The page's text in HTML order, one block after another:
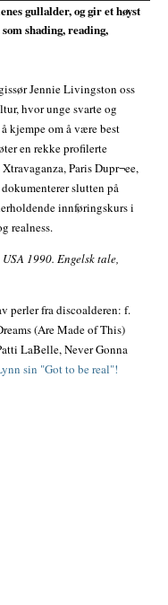
gullalder, og gir et høyst
shading, reading,
Jennie Livingston oss
hvor unge svarte og
kjempe om å være best
en rekke profilerte
Paris Dupr¬ee,
slutten på
innføringskurs i
realness.
1990. Engelsk tale,
perler fra discoalderen: f.
(Are Made of This)
LaBelle, Never Gonna
sin "Got to be real"!